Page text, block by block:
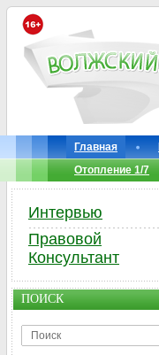
Главная
Отопление 1/7
Интервью
Правовой
Консультант
ПОИСК